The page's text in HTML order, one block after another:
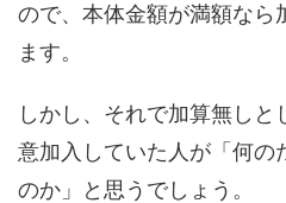
ので、本体金額が満額なら
ます。
しかし、それで加算無し
意加入していた人が「何の
のか」と思うでしょう。